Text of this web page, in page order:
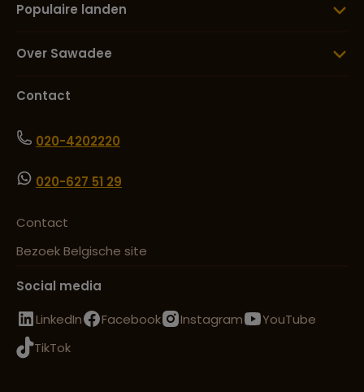
Populaire landen
Over Sawadee
Contact
020-4202220
020-627 51 29
Contact
Bezoek Belgische site
Social media
LinkedIn
Facebook Instagram
YouTube
TikTok